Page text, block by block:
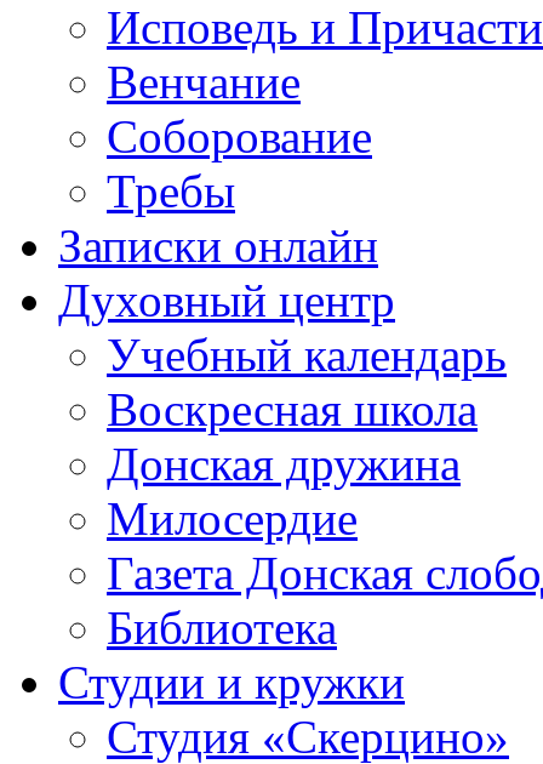
Исповедь и
Венчание
Соборование
Требы
Записки онлайн
Духовный центр
Учебный календарь
Воскресная школа
Донская дружина
Милосердие
Газета Донская
Библиотека
Студии и кружки
Студия «Скерцино»